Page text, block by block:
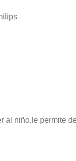
al niño,le permite